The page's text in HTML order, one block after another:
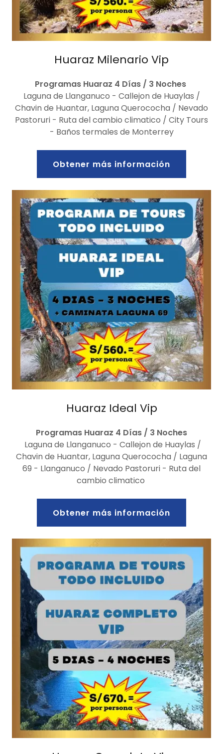
Huaraz Milenario Vip
Programas Huaraz 4 Días / 3 Noches
Laguna de Llanganuco - Callejon de Huaylas /
Chavin de Huantar, Laguna Querococha / Nevado
Pastoruri - Ruta del cambio climatico / City Tours
- Baños termales de Monterrey
Obtener más información
Huaraz Ideal Vip
Programas Huaraz 4 Días / 3 Noches
Laguna de Llanganuco - Callejon de Huaylas /
Chavin de Huantar, Laguna Querococha / Laguna
69 - Llanganuco / Nevado Pastoruri - Ruta del
cambio climatico
Obtener más información